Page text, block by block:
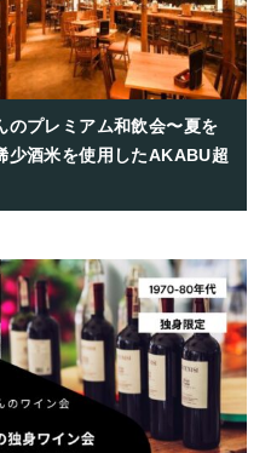
のプレミアム和飲会〜夏を
少酒米を使用したAKABU超